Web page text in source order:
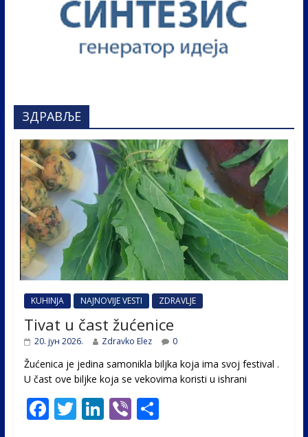
ЗДРАВЉЕ
KUHINJA NAJNOVIJE VESTI ZDRAVLJE
Tivat u čast žućenice
20. јун 2026. Zdravko Elez 0
Žućenica je jedina samonikla biljka koja ima svoj festival .
U čast ovе biljke koja se vekovima koristi u ishrani
F T Li Vi S